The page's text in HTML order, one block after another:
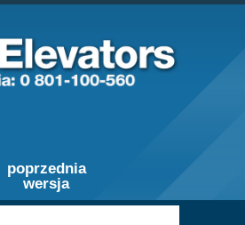
poprzednia
wersja